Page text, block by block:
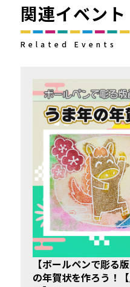
関連イベント
Related Events
【ボールペンで彫る
の年賀状を作ろう！